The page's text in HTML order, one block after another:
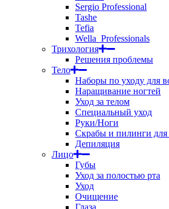
Sergio Professional
Tashe
Tefia
Wella_Professionals
Трихология
Решения проблемы
Тело
Наборы по уходу для
Наращивание ногтей
Уход за телом
Специальный уход
Руки/Ноги
Скрабы и пилинги для
Депиляция
Лицо
Губы
Уход за полостью рта
Уход
Очищение
Глаза